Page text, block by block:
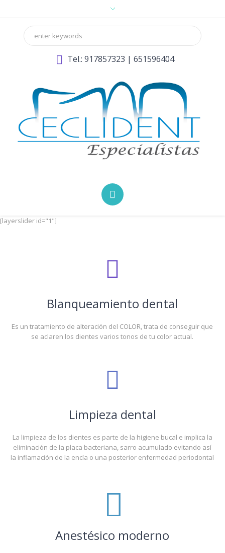
Tel.:917857323 |651596404
[layerslider id="1"]
Blanqueamiento dental
Es un tratamiento de alteración del COLOR, trata de conseguir que
se aclaren los dientes varios tonos de tu color actual.
Limpieza dental
La limpieza de los dientes es parte de la higiene bucal e implica la
eliminación de la placa bacteriana, sarro acumulado evitando así
la inflamación de la encía o una posterior enfermedad periodontal
Anestésico moderno